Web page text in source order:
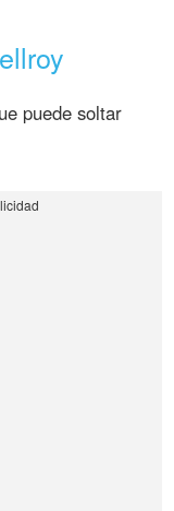
puede soltar